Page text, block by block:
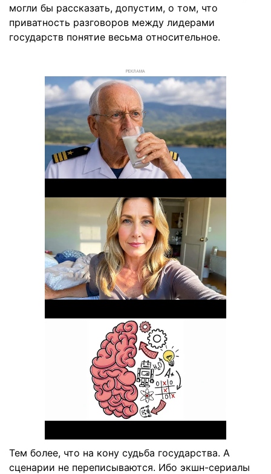
могли бы рассказать, допустим, о том, что
приватность разговоров между лидерами
государств понятие весьма относительное.
РЕКЛАМА
Тем более, что на кону судьба государства. А
сценарии не переписываются. Ибо экшн-сериалы